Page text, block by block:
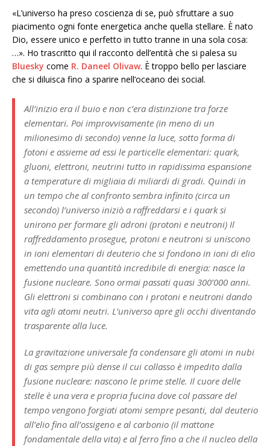
«L’universo ha preso coscienza di se, può sfruttare a suo
piacimento ogni fonte energetica anche quella stellare. È nato
Dio, essere unico e perfetto in tutto tranne in una sola cosa:
…». Ho trascritto qui il racconto dell’entità che si palesa su
Bluesky come R. Daneel Olivaw. È troppo bello per lasciare
che si diluisca fino a sparire nell’oceano dei social.
All’inizio era il buio e non c’era distinzione tra forze
elementari. Poi improvvisamente (in meno di un
milionesimo di secondo) venne la luce, sotto forma di
fotoni e assieme ad essi le particelle elementari: quark,
gluoni, elettroni, neutrini tutto in rapidissima espansione
a temperature di migliaia di miliardi di gradi. Quindi in
un tempo che al confronto sembra infinito (circa un
secondo) l’universo iniziò a raffreddarsi e i quark si
unirono per formare gli adroni (protoni e neutroni) Il
raffreddamento prosegue, protoni e neutroni si uniscono
in ioni elementari di deuterio che si fondono in ioni di elio
emettendo una quantità incredibile di energia: nasce la
fusione nucleare. Sono ormai passati quasi 300’000 anni.
Gli elettroni si combinano con i protoni e neutroni dando
vita agli atomi neutri. L’universo apre gli occhi diventando
trasparente alla luce.
La gravitazione universale fa condensare gli atomi in nubi
di gas sempre più dense il cui collasso è impedito dalla
fusione nucleare: nascono le prime stelle. Il cuore delle
stelle è una vera e propria fucina dove col passare del
tempo vengono forgiati atomi sempre pesanti, dal deuterio
all’elio fino all’ossigeno e al carbonio (il mattone
fondamentale della vita) e al ferro fino a che il nucleo della